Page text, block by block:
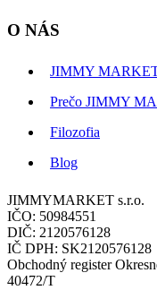
O NÁS
JIMMY
Prečo JIMMY
Filozofia
Blog
JIMMYMARKET s.r.o.
IČO: 50984551
DIČ: 2120576128
IČ DPH: SK2120576128
Obchodný register
40472/T